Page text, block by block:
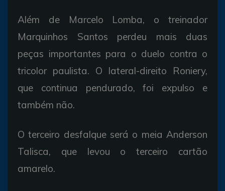
Além de Marcelo Lomba, o treinador
Marquinhos Santos perdeu mais duas
peças importantes para o duelo contra o
tricolor paulista. O lateral-direito Roniery,
que continua pendurado, foi expulso e
também não.
O terceiro desfalque será o meia Anderson
Talisca, que levou o terceiro cartão
amarelo.